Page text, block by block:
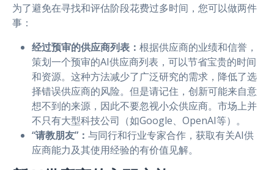
为了避免在寻找和评估阶段花费过多时间，您可以做两件
事：
经过预审的供应商列表： 根据供应商的业绩和信誉，
策划一个预审的AI供应商列表，可以节省宝贵的时间
和资源。这种方法减少了广泛研究的需求，降低了选
择错误供应商的风险。但是请记住，创新可能来自意
想不到的来源，因此不要忽视小众供应商。市场上并
不只有大型科技公司（如Google、OpenAI等）。
“请教朋友”： 与同行和行业专家合作，获取有关AI供
应商能力及其使用经验的有价值见解。